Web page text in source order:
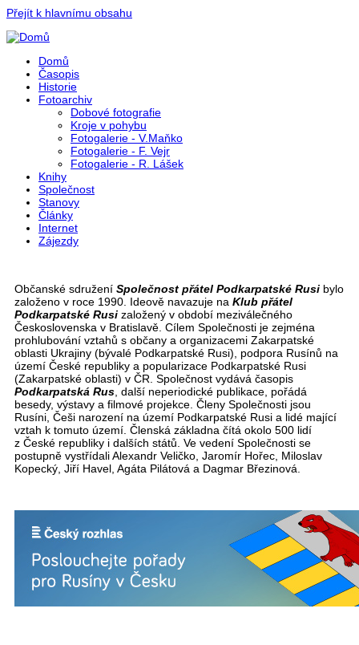
Přejít k hlavnímu obsahu
Domů
Časopis
Historie
Fotoarchiv
Dobové fotografie
Kroje v pohybu
Fotogalerie - V.Maňko
Fotogalerie - F. Vejr
Fotogalerie - R. Lášek
Knihy
Společnost
Stanovy
Články
Internet
Zájezdy
Občanské sdružení Společnost přátel Podkarpatské Rusi bylo
založeno v roce 1990. Ideově navazuje na Klub přátel
Podkarpatské Rusi založený v období meziválečného
Československa v Bratislavě. Cílem Společnosti je zejména
prohlubování vztahů s občany a organizacemi Zakarpatské
oblasti Ukrajiny (bývalé Podkarpatské Rusi), podpora Rusínů na
území České republiky a popularizace Podkarpatské Rusi
(Zakarpatské oblasti) v ČR. Společnost vydává časopis
Podkarpatská Rus , další neperiodické publikace, pořádá
besedy, výstavy a filmové projekce. Členy Společnosti jsou
Rusíni, Češi narození na území Podkarpatské Rusi a lidé mající
vztah k tomuto území. Členská základna čítá okolo 500 lidí
z České republiky i dalších států. Ve vedení Společnosti se
postupně vystřídali Alexandr Veličko, Jaromír Hořec, Miloslav
Kopecký, Jiří Havel, Agáta Pilátová a Dagmar Březinová.